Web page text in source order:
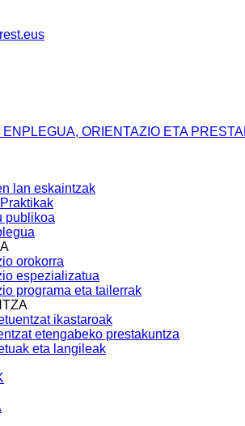
lan eskaintzak
publikoa
orokorra
espezializatua
programa eta tailerrak
ikastaroak
etengabeko prestakuntza
eta langileak